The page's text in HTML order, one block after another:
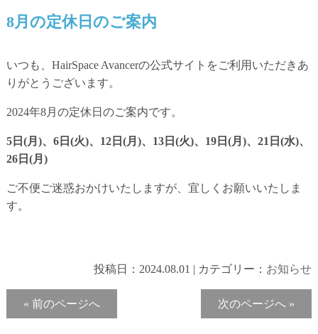
8月の定休日のご案内
いつも、HairSpace Avancerの公式サイトをご利用いただきあ
りがとうございます。
2024年8月の定休日のご案内です。
5日(月)、6日(火)、12日(月)、13日(火)、19日(月)、21日(水)、
26日(月)
ご不便ご迷惑おかけいたしますが、宜しくお願いいたしま
す。
投稿日： 2024.08.01 | カテゴリー： お知らせ
« 前のページへ 次のページへ »